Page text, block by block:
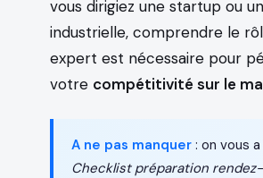
vous dirigiez une startup ou
industrielle, comprendre le
expert est nécessaire pour
votre compétitivité sur le
A ne pas manquer : on vous
Checklist préparation